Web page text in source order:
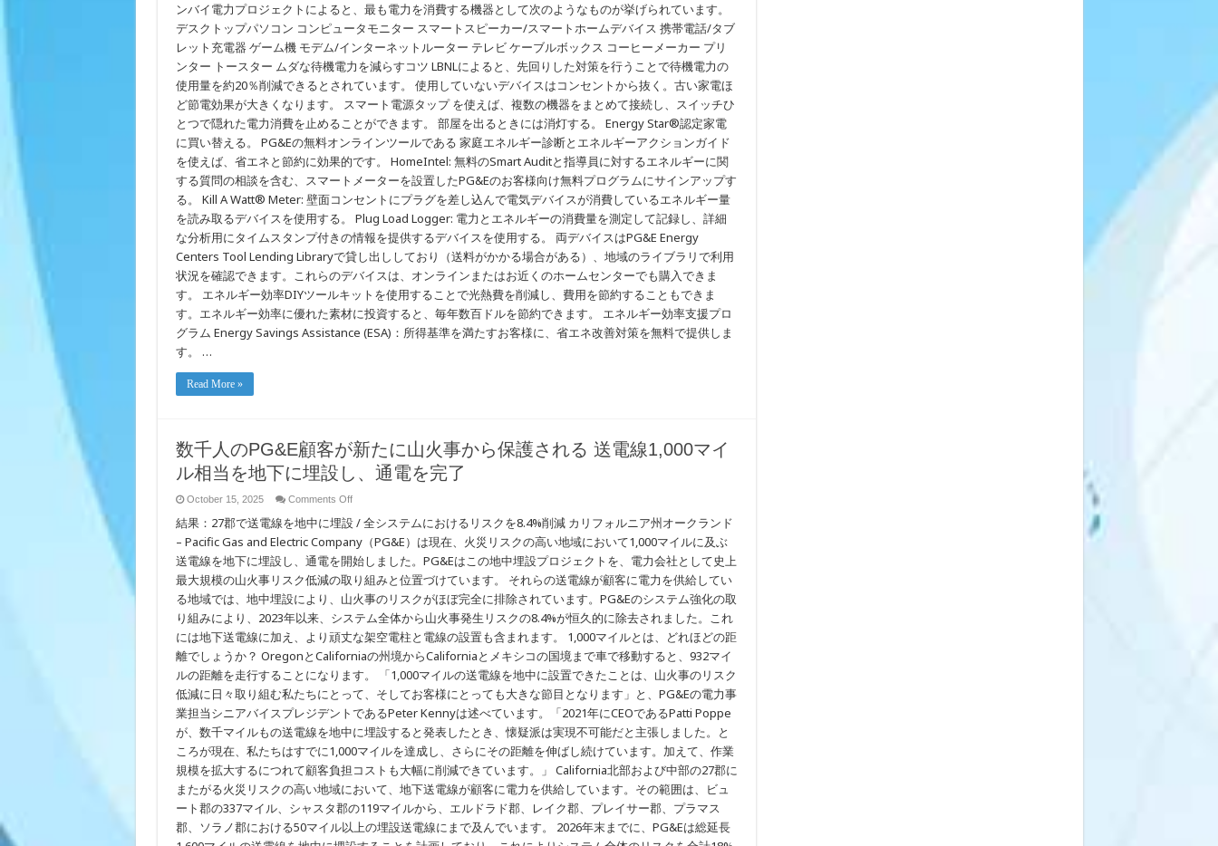
無
駄
な
電
力
を
使
な
い
う
に
ンバイ電力プロジェクトによると、最も電力を消費する機器として次のようなものが挙げられています。
デスクトップパソコン コンピュータモニター スマートスピーカー/スマートホームデバイス 携帯電話/タブ
レット充電器 ゲーム機 モデム/インターネットルーター テレビ ケーブルボックス コーヒーメーカー プリ
ンター トースター ムダな待機電力を減らすコツ LBNLによると、先回りした対策を行うことで待機電力の
使用量を約20％削減できるとされています。 使用していないデバイスはコンセントから抜く。古い家電ほ
ど節電効果が大きくなります。 スマート電源タップ を使えば、複数の機器をまとめて接続し、スイッチひ
とつで隠れた電力消費を止めることができます。 部屋を出るときには消灯する。 Energy Star®認定家電
に買い替える。 PG&Eの無料オンラインツールである 家庭エネルギー診断とエネルギーアクションガイド
を使えば、省エネと節約に効果的です。 HomeIntel: 無料のSmart Auditと指導員に対するエネルギーに関
する質問の相談を含む、スマートメーターを設置したPG&Eのお客様向け無料プログラムにサインアップす
る。 Kill A Watt® Meter: 壁面コンセントにプラグを差し込んで電気デバイスが消費しているエネルギー量
を読み取るデバイスを使用する。 Plug Load Logger: 電力とエネルギーの消費量を測定して記録し、詳細
な分析用にタイムスタンプ付きの情報を提供するデバイスを使用する。 両デバイスはPG&E Energy
Centers Tool Lending Libraryで貸し出ししており（送料がかかる場合がある）、地域のライブラリで利用
状況を確認できます。これらのデバイスは、オンラインまたはお近くのホームセンターでも購入できま
す。 エネルギー効率DIYツールキットを使用することで光熱費を削減し、費用を節約することもできま
す。エネルギー効率に優れた素材に投資すると、毎年数百ドルを節約できます。 エネルギー効率支援プロ
グラム Energy Savings Assistance (ESA)：所得基準を満たすお客様に、省エネ改善対策を無料で提供しま
す。 …
Read More »
数千人のPG&E顧客が新たに山火事から保護される 送電線1,000マイ
ル相当を地下に埋設し、通電を完了
October 15, 2025 Comments Offon
千
の
PG&E
顧
客
が
新
に
山
火
事
か
ら
護
さ
れ
送
電
線
1,000
結果：27郡で送電線を地中に埋設 / 全システムにおけるリスクを8.4%削減 カリフォルニア州オークランド
– Pacific Gas and Electric Company（PG&E）は現在、火災リスクの高い地域において1,000マイルに及ぶ
送電線を地下に埋設し、通電を開始しました。PG&Eはこの地中埋設プロジェクトを、電力会社として史上
最大規模の山火事リスク低減の取り組みと位置づけています。 それらの送電線が顧客に電力を供給してい
る地域では、地中埋設により、山火事のリスクがほぼ完全に排除されています。PG&Eのシステム強化の取
り組みにより、2023年以来、システム全体から山火事発生リスクの8.4%が恒久的に除去されました。これ
には地下送電線に加え、より頑丈な架空電柱と電線の設置も含まれます。 1,000マイルとは、どれほどの距
離でしょうか？ OregonとCaliforniaの州境からCaliforniaとメキシコの国境まで車で移動すると、932マイ
ルの距離を走行することになります。 「1,000マイルの送電線を地中に設置できたことは、山火事のリスク
低減に日々取り組む私たちにとって、そしてお客様にとっても大きな節目となります」と、PG&Eの電力事
業担当シニアバイスプレジデントであるPeter Kennyは述べています。「2021年にCEOであるPatti Poppe
が、数千マイルもの送電線を地中に埋設すると発表したとき、懐疑派は実現不可能だと主張しました。と
ころが現在、私たちはすでに1,000マイルを達成し、さらにその距離を伸ばし続けています。加えて、作業
規模を拡大するにつれて顧客負担コストも大幅に削減できています。」 California北部および中部の27郡に
またがる火災リスクの高い地域において、地下送電線が顧客に電力を供給しています。その範囲は、ビュ
ート郡の337マイル、シャスタ郡の119マイルから、エルドラド郡、レイク郡、プレイサー郡、プラマス
郡、ソラノ郡における50マイル以上の埋設送電線にまで及んでいます。 2026年末までに、PG&Eは総延長